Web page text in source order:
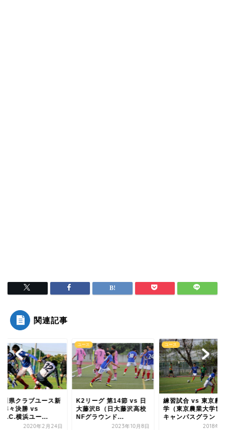
関連記事
ーグ 第14節 vs 日
沢B（日大藤沢高校
ラウンド...
2023年10月8日
ユース
練習試合 vs 東京農業大
学（東京農業大学世田谷
キャンパスグランド...
2018年4月1日
ユース
神奈川県クラブユー
人戦準々決勝 vs
Y.S.C.C.横浜ユー...
2020年2